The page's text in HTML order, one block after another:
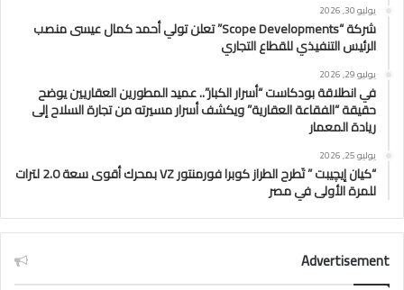
يوليو 30, 2026
شركة “Scope Developments” تعلن تولي أحمد كمال عيسى منصب
الرئيس التنفيذي للقطاع التجاري
يوليو 29, 2026
في انطلاقة بودكاست “أسرار الكبار”.. عميد المطورين العقاريين يوضح
حقيقة “الفقاعة العقارية” ويكشف أسرار مسيرته من تجارة السلاح إلى
ريادة المعمار
يوليو 25, 2026
“كيان إيچيبت ” تَطرح الطراز كوبرا فورمنتور VZ بمحرك أقوى سعة 2.0 لترات
للمرة الأولى في مصر
Advertisement